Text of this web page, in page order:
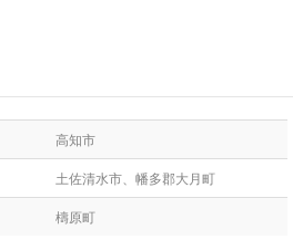
高知市
土佐清水市、幡多郡大月町
檮原町